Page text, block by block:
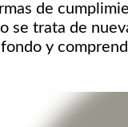
de
se trata de
y